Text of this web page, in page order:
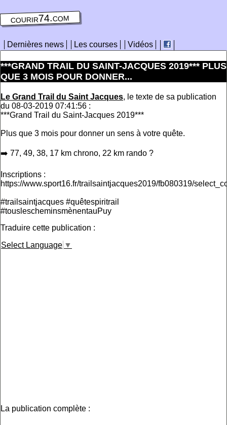
courir74.com
Dernières news Les courses Vidéos
***GRAND TRAIL DU SAINT-JACQUES 2019*** PLUS
QUE 3 MOIS POUR DONNER...
Le Grand Trail du Saint Jacques, le texte de sa publication
du 08-03-2019 07:41:56 :
***Grand Trail du Saint-Jacques 2019***
Plus que 3 mois pour donner un sens à votre quête.
➡️ 77, 49, 38, 17 km chrono, 22 km rando ?
Inscriptions :
https://www.sport16.fr/trailsaintjacques2019/fb080319/
#trailsaintjacques #quêtespiritrail
#touslescheminsmènentauPuy
Traduire cette publication :
Select Language ▼
La publication complète :